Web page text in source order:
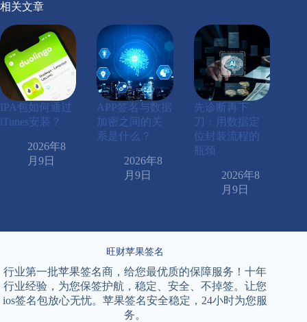
相关文章
IPA包如何通过
iTunes安装？
2026年8
月9日
APP签名与数据
加密之间的关
系是什么？
2026年8
月9日
先诊断再下
刀：用数据定
位封装流程的
瓶颈
2026年8
月9日
旺财苹果签名
行业第一批苹果签名商，给您最优质的保障服务！十年
行业经验，为您保签护航，稳定、安全、不掉签。让您
ios签名包放心无忧。苹果签名安全稳定，24小时为您服
务。